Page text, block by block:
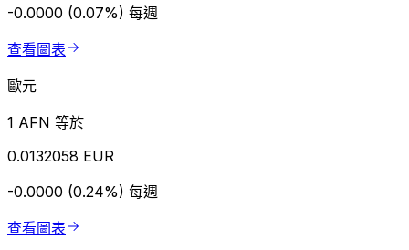
-0.0000 (0.07%) 每週
查看圖表
歐元
1 AFN 等於
0.0132058 EUR
-0.0000 (0.24%) 每週
查看圖表